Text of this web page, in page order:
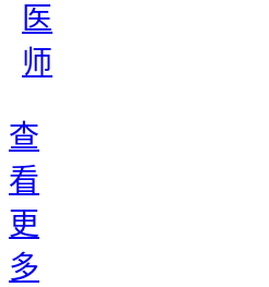
医
师
查
看
更
多